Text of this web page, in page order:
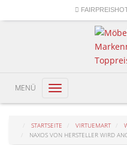
Toggle
navigation
MENÜ
STARTSEITE VIRTUEMART
NAXOS VON HERSTELLER WIRD